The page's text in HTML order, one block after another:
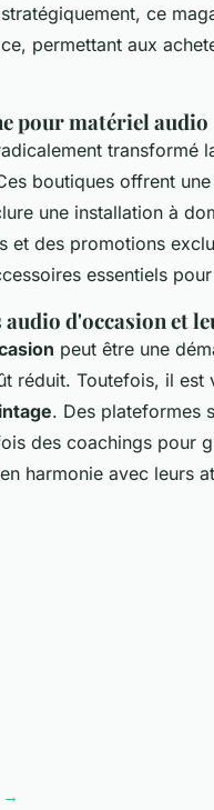
ce
permettant aux
pour matériel audio
transformé
boutiques offrent
une installation à
et des promotions
essentiels
d'occasion et
peut être une
réduit. Toutefois, il est
. Des plateformes
des coachings pour
harmonie avec leurs
→